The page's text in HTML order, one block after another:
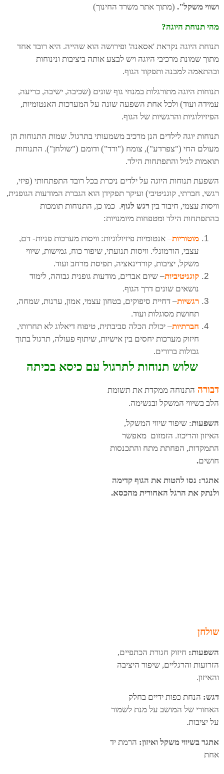
ושווי משקל". (מתוך אתר משרד החינוך)
מהי תנוחת היוגה?
תנוחת היוגה נקראת 'אסאנה' ופירושה הוא שהייה. היא רובד אחד
מתוך שמונת מרכיבי היוגה ויש לבצע אותה ביציבות ונינוחות
ובהתאמה למבנה ותפקוד הגוף.
תנוחות היוגה מתורגלות במנחי גוף שונים (שכיבה, ישיבה, כריעה,
עמידה ועוד) ולכל אחת השפעה שונה על המערכות האנטומיות,
הפיזיולוגיות והרגשיות של הגוף.
תנוחות יוגה לילדים הנן מרכיב משמעותי בתרגול. שמות התנוחות הן
מעולם החי ("צפרדע"), צומח ("ורד") ודומם ("שולחן"). התנוחות
תואמות לגיל והתפתחות הילד.
השפעת תנוחות היוגה על ילדים ניכרת בכל רובד התפתחותי (פיזי,
רגשי, חברתי, קוגניטיבי) ועיקר תפקידן הוא הגברת המודעות הגופנית,
וויסות עצמי, חיבור בין רגש לגוף. כמו כן, התנוחות תומכות
בהתפתחות הילד ומטפחות מיומנויות:
מוטוריות– אנטומיות פיזיולוגיות: וויסות מערכות פניות- דם,
עצבי, הורמונלי. וויסות תנועתי, שיפור כוח, גמישות, שיווי
משקל, יציבות, קורדינאציה, תפיסת מרחב ועוד.
קוגניטיביות– שיום אברים, מודעות גופנית גבוהה, לימוד
נושאים שונים דרך הגוף.
רגשיות– דחיית סיפוקים, בטחון עצמי, אמון, ערנות, שמחה,
תחושת מסוגלות ועוד.
חברתיות– יכולת הכלה סביבתית, טיפוח דיאלוג לא תחרותי,
חיזוק מערכות יחסים בין אישיות, שיתוף פעולה, תרגול בתוך
גבולות ברורים.
שלוש תנוחות לתרגול עם כיסא בכיתה
דבורה התנוחה ממקדת את תשומת
הלב בשיווי המשקל ובנשימה.
השפעות: שיפור שיווי המשקל,
האיזון והריכוז. הזמזום מאפשר
התמקדות, הפחתת מתח והתכנסות
חושים.
אתגר: נסו להטות את הגוף קדימה
ולנתק את הרגל האחורית מהכסא.
שולחן
השפעות: חיזוק חגורת הכתפיים,
הזרועות והרגליים, שיפור היציבה
והאיזון.
דגש: הנחת כפות ידיים בחלק
האחורי של המושב על מנת לשמור
על יציבות.
אתגר בשיווי משקל ואיזון: הרמת יד
אחת